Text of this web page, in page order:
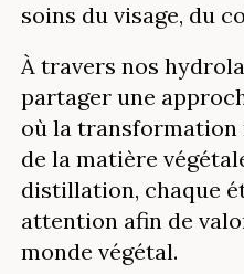
soins du visage, du
À travers nos
partager une
où la transformation
de la matière
distillation, chaque
attention afin de
monde végétal.